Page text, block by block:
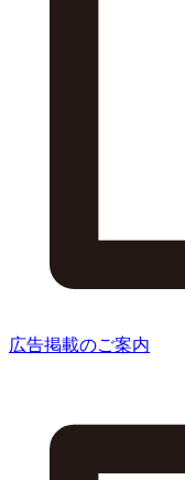
広告掲載のご案内